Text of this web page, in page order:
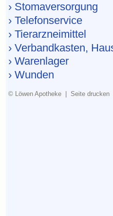
› Stomaversorgung
› Telefonservice
› Tierarzneimittel
› Verbandkasten,
› Warenlager
› Wunden
© Löwen Apotheke| Seite drucken